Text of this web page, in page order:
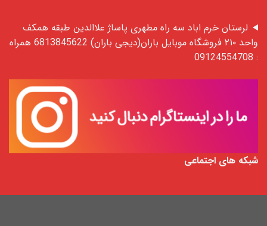
لرستان خرم اباد سه راه مطهری پاساژ علاالدین طبقه همکف
واحد ۲۱۰ فروشگاه موبایل باران(دیجی باران) 6813845622 همراه
: 09124554708
شبکه های اجتماعی